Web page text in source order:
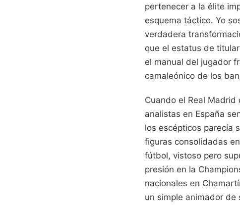
pertenecer a la élite
esquema táctico. Yo
verdadera
que el estatus de
el manual del jugador
camaleónico de los
Cuando el Real
analistas en España
los escépticos parecía
figuras consolidadas
fútbol, vistoso pero
presión en la
nacionales en
un simple animador de